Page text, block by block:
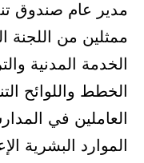
مدير عام صندوق
ممثلين من اللجنة
الخدمة المدنية
الخطط واللوائح
العاملين في
الموارد البشرية